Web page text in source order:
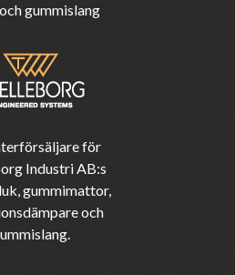
gummislang
för
Industri AB:s
gummimattor,
och